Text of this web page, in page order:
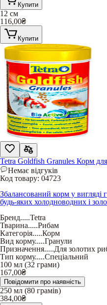
Купити
12 см
116,00₴
Купити
Tetra Goldfish Granules Корм
Немає відгуків
Код товару: 04723
Збалансований корм у вигляді
будь-яких холодноводних і
Бренд.....Tetra
Тварина.....Рибам
Категорія.....Корм
Вид корму.....Гранули
Призначення.....Для золотих
Тип корму.....Спеціальний
100 мл (32 грами)
167,00₴
Повідомити про наявність
250 мл (80 грамів)
384,00₴